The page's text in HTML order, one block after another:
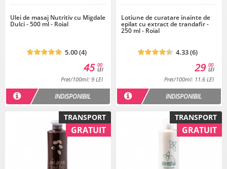
Ulei de masaj Nutritiv cu Migdale
Dulci - 500 ml - Roial
5.00 (4)
00
LEI
45
Pret/100ml: 9 LEI
INDISPONIBIL
Lotiune de curatare inainte de
epilat cu extract de trandafir -
250 ml - Roial
4.33 (6)
00
LEI
29
Pret/100ml: 11.6 LEI
INDISPONIBIL
TRANSPORT
GRATUIT
TRANSPORT
GRATUIT